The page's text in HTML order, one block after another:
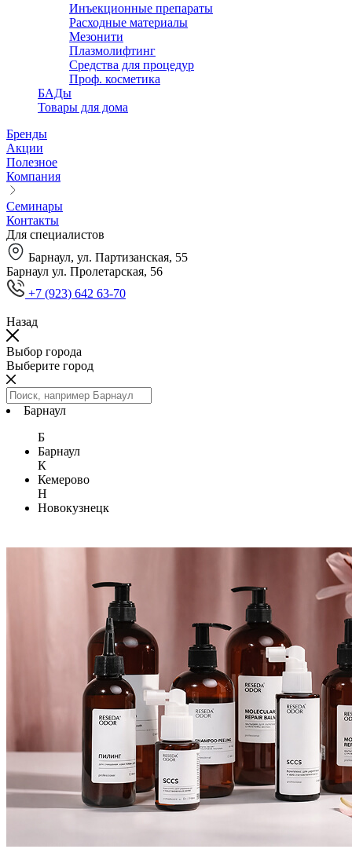
Инъекционные препараты
Расходные материалы
Мезонити
Плазмолифтинг
Средства для процедур
Проф. косметика
БАДы
Товары для дома
Бренды
Акции
Полезное
Компания
Семинары
Контакты
Для специалистов
Барнаул, ул. Партизанская, 55
Барнаул ул. Пролетарская, 56
+7 (923) 642 63-70
Назад
Выбор города
Выберите город
Барнаул
Б
Барнаул
К
Кемерово
Н
Новокузнецк